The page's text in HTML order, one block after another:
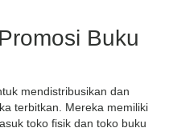
Buku
mendistribusikan dan
terbitkan. Mereka memiliki
toko fisik dan toko buku